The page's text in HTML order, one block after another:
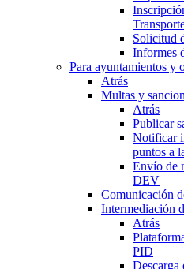
Solicitud
Informes
Para ayuntamientos y
Atrás
Multas y
Atrás
Publicar
Notificar
puntos a
Envío de
DEV
Comunicación
Intermediación
Atrás
PID